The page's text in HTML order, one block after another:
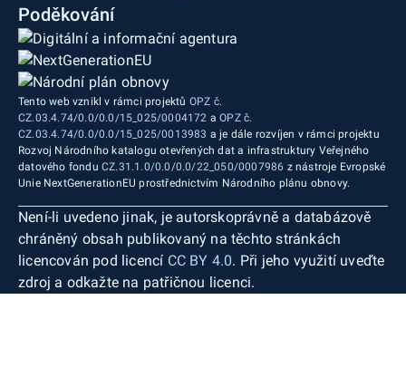
Poděkování
Tento web vznikl v rámci projektů OPZ č.
CZ.03.4.74/0.0/0.0/15_025/0004172 aOPZ č.
CZ.03.4.74/0.0/0.0/15_025/0013983 a je dále rozvíjen v rámci projektu
Rozvoj Národního katalogu otevřených dat a infrastruktury Veřejného
datového fondu CZ.31.1.0/0.0/0.0/22_050/0007986 z nástroje Evropské
Unie NextGenerationEU prostřednictvím Národního plánu obnovy.
Není-li uvedeno jinak, je autorskoprávně a databázově
chráněný obsah publikovaný na těchto stránkách
licencován pod licencí CC BY 4.0. Při jeho využití uveďte
zdroj a odkažte na patřičnou licenci.